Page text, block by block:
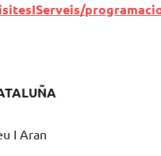
I Aran